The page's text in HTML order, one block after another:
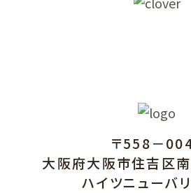
〒558－
大阪府大阪市住吉区
ハイツニューバ